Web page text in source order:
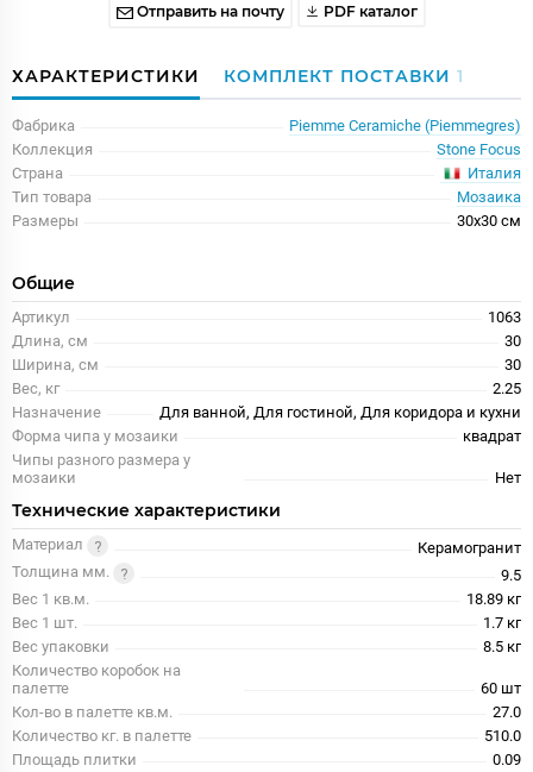
Отправить на почту PDF каталог
ХАРАКТЕРИСТИКИ КОМПЛЕКТ ПОСТАВКИ 1
Фабрика
Piemme Ceramiche (Piemmegres)
Коллекция
Stone Focus
Страна
Италия
Тип товара
Мозаика
Размеры
30x30 см
Общие
Артикул
1063
Длина, см
30
Ширина, см
30
Вес, кг
2.25
Назначение
Для ванной, Для гостиной, Для коридора и кухни
Форма чипа у мозаики
квадрат
Чипы разного размера у
мозаики
Нет
Технические характеристики
Материал
Керамогранит
Толщина мм.
9.5
Вес 1 кв.м.
18.89 кг
Вес 1 шт.
1.7 кг
Вес упаковки
8.5 кг
Количество коробок на
палетте
60 шт
Кол-во в палетте кв.м.
27.0
Количество кг. в палетте
510.0
Площадь плитки
0.09